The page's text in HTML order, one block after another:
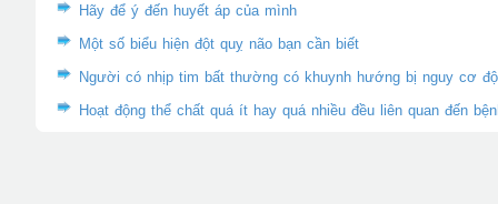
Hãy để ý đến huyết áp của mình
Một số biểu hiện đột quỵ não bạn cần biết
Người có nhịp tim bất thường có khuynh hướng bị nguy cơ
Hoạt động thể chất quá ít hay quá nhiều đều liên quan đến